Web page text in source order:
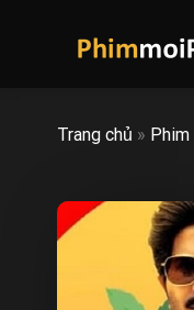
Trang chủ » Phim